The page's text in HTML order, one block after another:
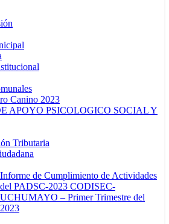
Canino 2023
APOYO PSICOLOGICO SOCIAL Y
Tributaria
Informe de Cumplimiento de Actividades
del PADSC-2023 CODISEC-
UCHUMAYO – Primer Trimestre del
2023